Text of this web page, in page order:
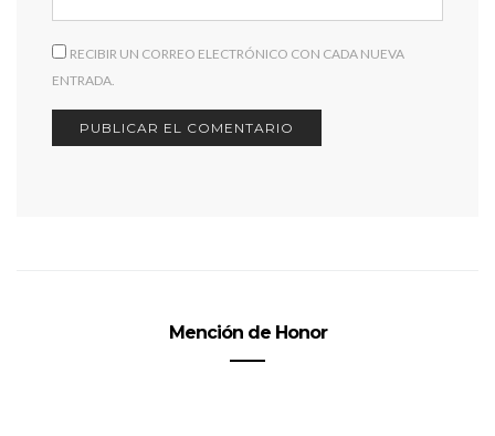
RECIBIR UN CORREO ELECTRÓNICO CON CADA NUEVA
ENTRADA.
Mención de Honor